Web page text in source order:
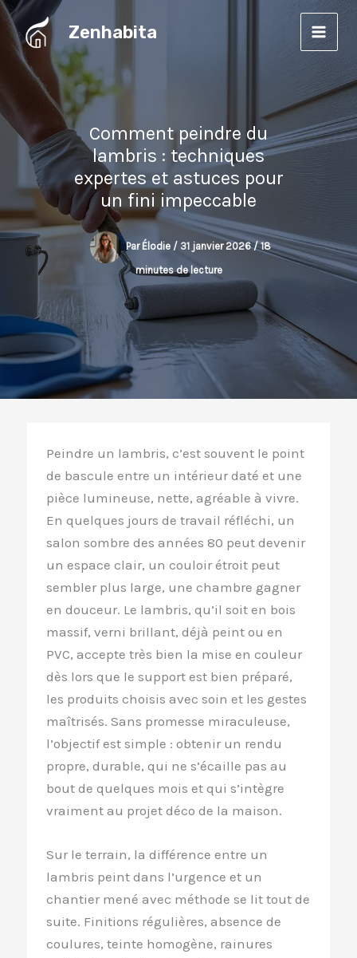
Aller
au
contenu
Zenhabita
Comment peindre du
lambris : techniques
expertes et astuces pour
un fini impeccable
Par Élodie / 31 janvier 2026/18
minutes de lecture
Peindre un lambris, c’est souvent le point
de bascule entre un intérieur daté et une
pièce lumineuse, nette, agréable à vivre.
En quelques jours de travail réfléchi, un
salon sombre des années 80 peut devenir
un espace clair, un couloir étroit peut
sembler plus large, une chambre gagner
en douceur. Le lambris, qu’il soit en bois
massif, verni brillant, déjà peint ou en
PVC, accepte très bien la mise en couleur
dès lors que le support est bien préparé,
les produits choisis avec soin et les gestes
maîtrisés. Sans promesse miraculeuse,
l’objectif est simple : obtenir un rendu
propre, durable, qui ne s’écaille pas au
bout de quelques mois et qui s’intègre
vraiment au projet déco de la maison.
Sur le terrain, la différence entre un
lambris peint dans l’urgence et un
chantier mené avec méthode se lit tout de
suite. Finitions régulières, absence de
coulures, teinte homogène, rainures